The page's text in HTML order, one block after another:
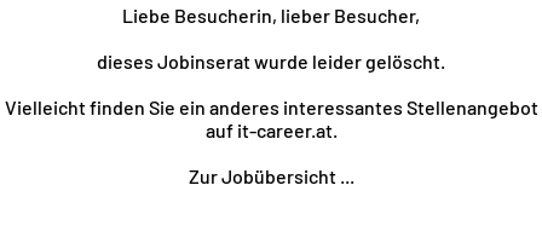
Liebe Besucherin, lieber Besucher,
dieses Jobinserat wurde leider gelöscht.
Vielleicht finden Sie ein anderes interessantes Stellenangebot
auf it-career.at.
Zur Jobübersicht ...